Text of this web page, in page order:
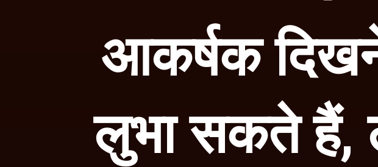
आकर्षक
लुभा सकते हैं,